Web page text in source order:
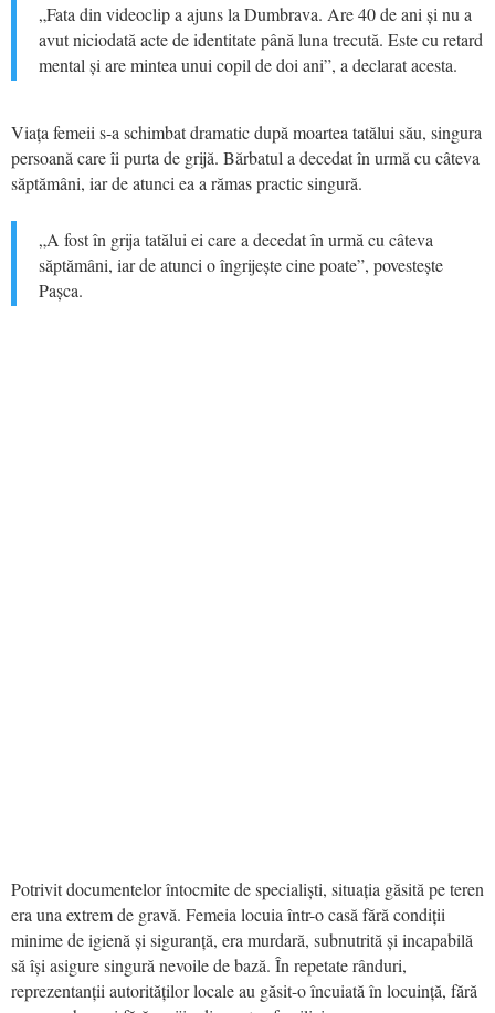
„Fata din videoclip a ajuns la Dumbrava. Are 40 de ani și nu a
avut niciodată acte de identitate până luna trecută. Este cu retard
mental și are mintea unui copil de doi ani”, a declarat acesta.
Viața femeii s-a schimbat dramatic după moartea tatălui său, singura
persoană care îi purta de grijă. Bărbatul a decedat în urmă cu câteva
săptămâni, iar de atunci ea a rămas practic singură.
„A fost în grija tatălui ei care a decedat în urmă cu câteva
săptămâni, iar de atunci o îngrijește cine poate”, povestește
Pașca.
Potrivit documentelor întocmite de specialiști, situația găsită pe teren
era una extrem de gravă. Femeia locuia într-o casă fără condiții
minime de igienă și siguranță, era murdară, subnutrită și incapabilă
să își asigure singură nevoile de bază. În repetate rânduri,
reprezentanții autorităților locale au găsit-o încuiată în locuință, fără